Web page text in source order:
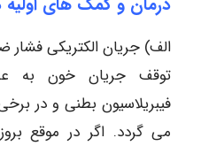
الف) جریان الکتریکی
توقف جریان خون به
فیبریلاسیون بطنی و در
می گردد. اگر در موقع